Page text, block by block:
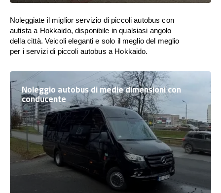
Noleggiate il miglior servizio di piccoli autobus con
autista a Hokkaido, disponibile in qualsiasi angolo
della città. Veicoli eleganti e solo il meglio del meglio
per i servizi di piccoli autobus a Hokkaido.
Noleggio autobus di medie dimensioni con
conducente